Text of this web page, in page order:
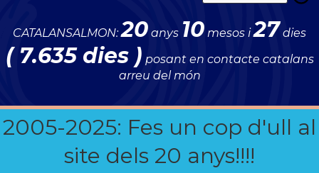
CATALANSALMON:20 anys 10 mesos i27 dies
( 7.635 dies ) posant en contacte catalans
arreu del món
2005-2025: Fes un cop d'ull al
site dels 20 anys!!!!